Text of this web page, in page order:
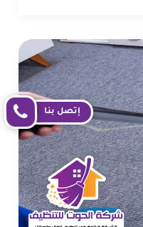
إتصل بنا